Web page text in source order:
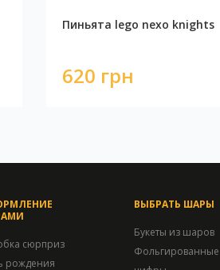
Пиньята lego nexo knights
620 грн
сюрприз
рождения
ВЫБРАТЬ ШАРЫ
Букеты из шаров
Фольгированные